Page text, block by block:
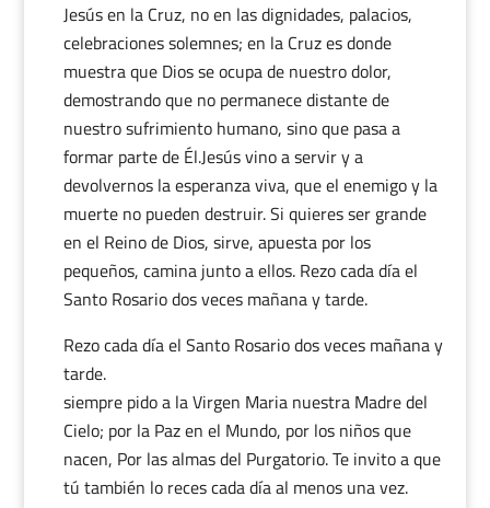
Jesús en la Cruz, no en las dignidades, palacios,
celebraciones solemnes; en la Cruz es donde
muestra que Dios se ocupa de nuestro dolor,
demostrando que no permanece distante de
nuestro sufrimiento humano, sino que pasa a
formar parte de Él.Jesús vino a servir y a
devolvernos la esperanza viva, que el enemigo y la
muerte no pueden destruir. Si quieres ser grande
en el Reino de Dios, sirve, apuesta por los
pequeños, camina junto a ellos. Rezo cada día el
Santo Rosario dos veces mañana y tarde.
Rezo cada día el Santo Rosario dos veces mañana y
tarde.
siempre pido a la Virgen Maria nuestra Madre del
Cielo; por la Paz en el Mundo, por los niños que
nacen, Por las almas del Purgatorio. Te invito a que
tú también lo reces cada día al menos una vez.